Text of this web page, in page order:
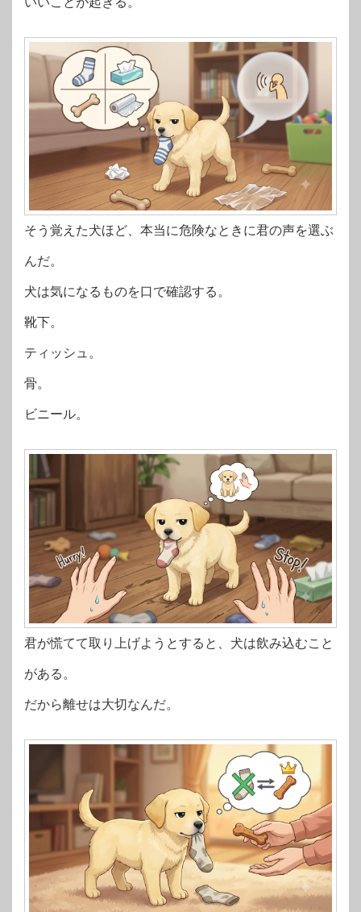
そう覚えた犬ほど、本当に危険なときに君の声を選ぶ
んだ。
犬は気になるものを口で確認する。
靴下。
ティッシュ。
骨。
ビニール。
君が慌てて取り上げようとすると、犬は飲み込むこと
がある。
だから離せは大切なんだ。